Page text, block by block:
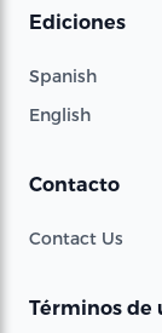
Ediciones
Spanish
English
Contacto
Contact Us
Términos de